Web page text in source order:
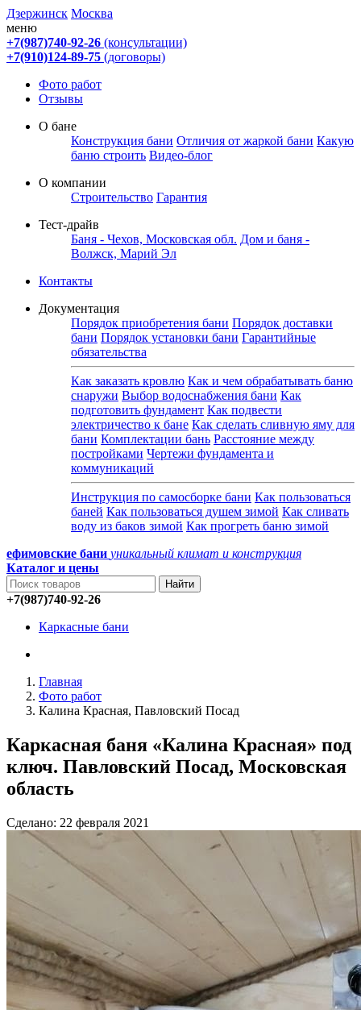
Дзержинск Москва
меню
+7(987)740-92-26 (консультации)
+7(910)124-89-75 (договоры)
Фото работ
Отзывы
О бане
Конструкция бани Отличия от жаркой бани Какую
баню строить Видео-блог
О компании
Строительство Гарантия
Тест-драйв
Баня - Чехов, Московская обл. Дом и баня -
Волжск, Марий Эл
Контакты
Документация
Порядок приобретения бани Порядок доставки
бани Порядок установки бани Гарантийные
обязательства
Как заказать кровлю Как и чем обрабатывать баню
снаружи Выбор водоснабжения бани Как
подготовить фундамент Как подвести
электричество к бане Как сделать сливную яму для
бани Комплектации бань Расстояние между
постройками Чертежи фундамента и
коммуникаций
Инструкция по самосборке бани Как пользоваться
баней Как пользоваться душем зимой Как сливать
воду из баков зимой Как прогреть баню зимой
ефимовские бани уникальный климат и конструкция
Каталог и цены
+7(987)740-92-26
Каркасные бани
Главная
Фото работ
Калина Красная, Павловский Посад
Каркасная баня «Калина Красная» под
ключ. Павловский Посад, Московская
область
Сделано: 22 февраля 2021